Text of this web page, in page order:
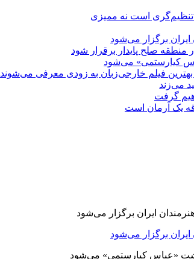
تنظیم‌گری است نه ممیزی
ایران برگزار می‌شود
منطقه صلح پایدار برقرار شود
کیارستمی» می‌شود
فیلم خارجی‌زبان به زودی معرفی می‌شوند
می‌زند
گرفت
یک آرمان است
ایران برگزار می‌شود